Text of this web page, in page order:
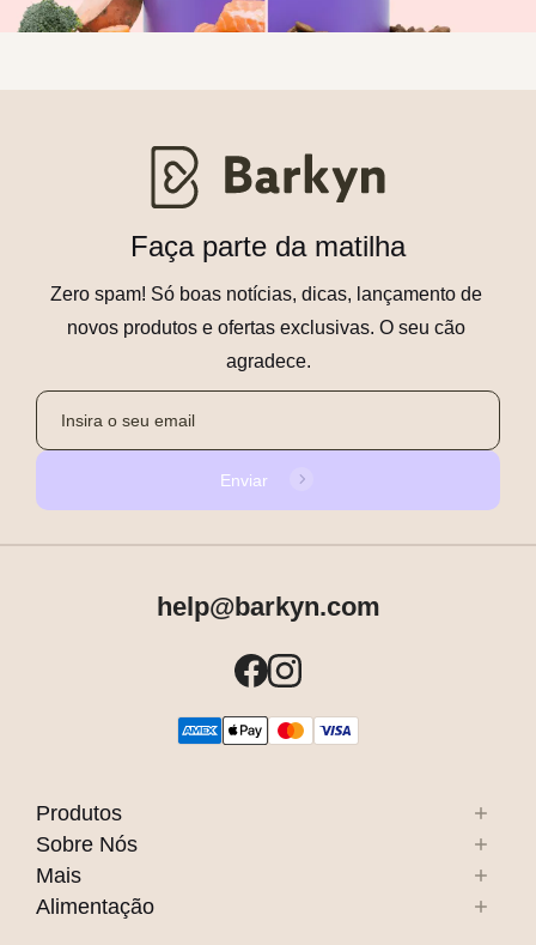
Faça parte da matilha
Zero spam! Só boas notícias, dicas, lançamento de
novos produtos e ofertas exclusivas. O seu cão
agradece.
Enviar
help@barkyn.com
Produtos
Sobre Nós
Mais
Alimentação